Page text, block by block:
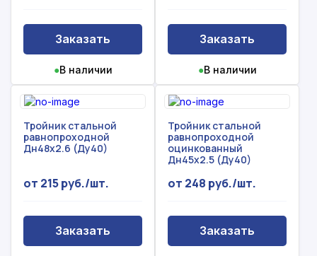
Заказать
●В наличии
Заказать
●В наличии
Тройник стальной
равнопроходной
Дн48х2.6 (Ду40)
от 215 руб./шт.
Заказать
Тройник стальной
равнопроходной
оцинкованный
Дн45х2.5 (Ду40)
от 248 руб./шт.
Заказать